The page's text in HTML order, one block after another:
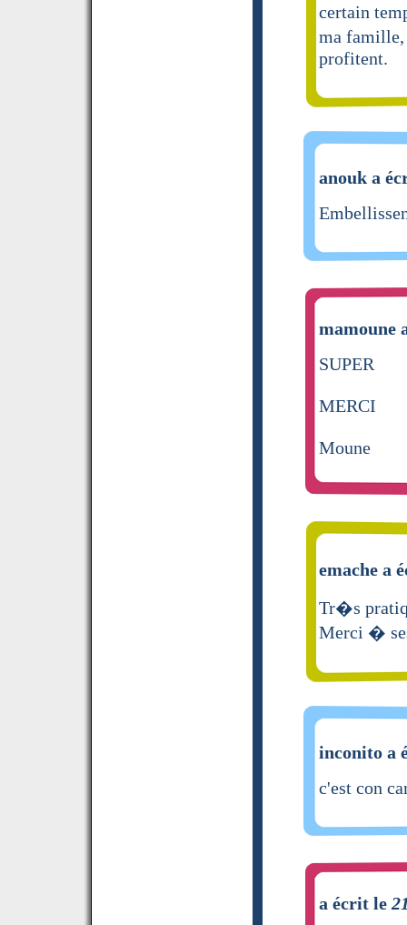
certain
ma
profitent.
anouk a
mamoune
SUPER
MERCI
Moune
emache a
Tr�s
Merci �
inconito a
c'est con
a écrit le